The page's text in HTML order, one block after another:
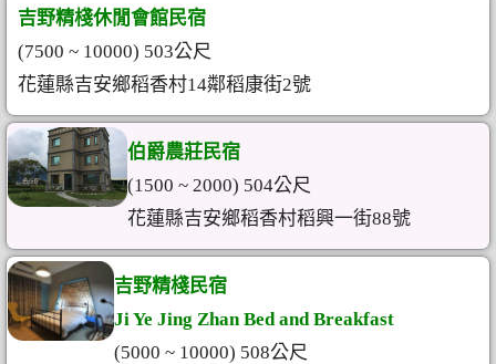
吉野精棧休閒會館民宿
(7500 ~ 10000) 503公尺
花蓮縣吉安鄉稻香村14鄰稻康街2號
伯爵農莊民宿
(1500 ~ 2000) 504公尺
花蓮縣吉安鄉稻香村稻興一街88號
吉野精棧民宿
Ji Ye Jing Zhan Bed and Breakfast
(5000 ~ 10000) 508公尺